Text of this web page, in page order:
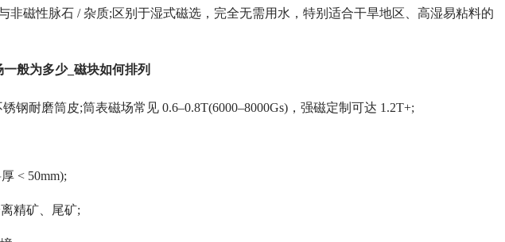
磁性脉石 / 杂质;区别于湿式磁选，完全无需用水，特别适合干旱地区、高湿易粘料的
般为多少_磁块如何排列
耐磨筒皮;筒表磁场常见 0.6–0.8T(6000–8000Gs)，强磁定制可达 1.2T+;
< 50mm);
精矿、尾矿;